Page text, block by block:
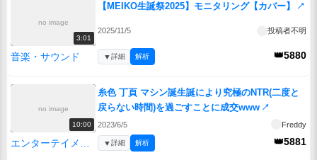
no image
3:01
【MEIKO生誕祭2025】モニタリング【カバー】 ↗
2025/11/5 投稿者不明
音楽・サウンド 👑5880
▼詳細 解析
no image
10:00
糸色 丁頁 マシン誕生誕により究極のNTR(二度と
戻らない時間)を過ごすことに成交www ↗
2023/6/5 Freddy
👑5881
▼詳細 解析